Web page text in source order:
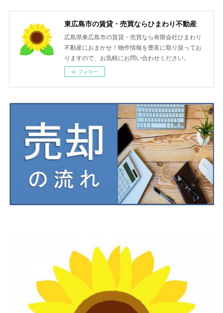
東広島市の賃貸・売買ならひまわり不動産
広島県東広島市の賃貸・売買なら有限会社ひまわり
不動産におまかせ！物件情報を豊富に取り扱ってお
りますので、お気軽にお問い合わせください。
フォロー